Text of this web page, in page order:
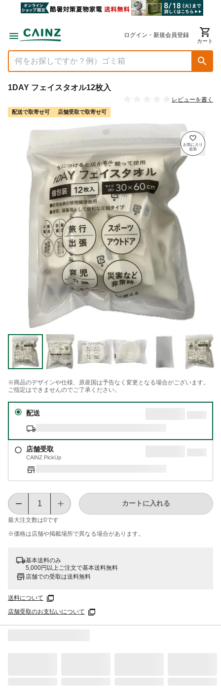
ログイン・新規会員登録
カート
1DAY フェイスタオル12枚入
レビューを書く
配送で取寄せ可 店舗受取で取寄せ可
※商品のデザインや仕様、原産国は予告なく変更となる場合がございます。
ご指定はできませんのでご了承ください。
配送
店舗受取
CAINZ PickUp
最大注文数は0です
カートに入れる
※価格は​店舗や​掲載場所で​異なる​場合が​あります。
基本送料のみ
5,000円以上ご注文で基本送料無料
店舗での受取は送料無料
送料について
店舗受取のお支払いについて